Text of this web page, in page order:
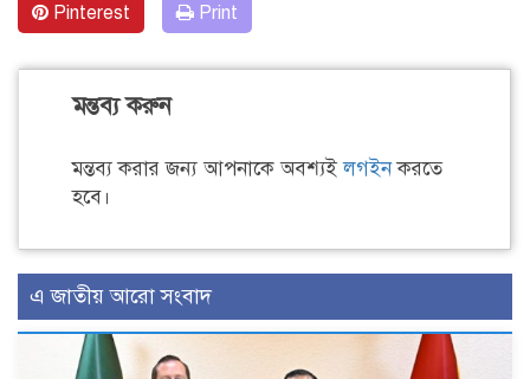
Pinterest Print
মন্তব্য করুন
মন্তব্য করার জন্য আপনাকে অবশ্যইলগইনকরতে
হবে।
এ জাতীয় আরো সংবাদ